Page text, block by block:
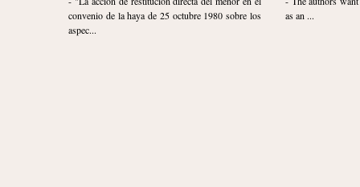
convenio de la haya de 25 octubre 1980 sobre los
aspec...
as an ...